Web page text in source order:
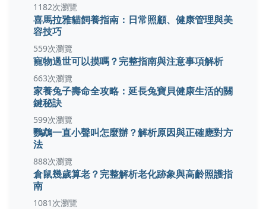
1182次瀏覽
喜馬拉雅貓飼養指南：日常照顧、健康管理與美
容技巧
559次瀏覽
寵物過世可以摸嗎？完整指南與注意事項解析
663次瀏覽
家養兔子壽命全攻略：延長兔寶貝健康生活的關
鍵秘訣
599次瀏覽
鸚鵡一直小聲叫怎麼辦？解析原因與正確應對方
法
888次瀏覽
倉鼠幾歲算老？完整解析老化跡象與高齡照護指
南
1081次瀏覽